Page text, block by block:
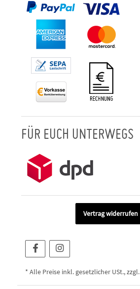
FÜR EUCH UNTERWEGS
Vertrag widerrufen
* Alle Preise inkl. gesetzlicher USt., zzgl.